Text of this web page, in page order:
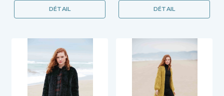
DÉTAIL DÉTAIL